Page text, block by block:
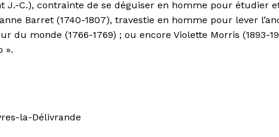
J.-C.), contrainte de se déguiser en homme pour étudier
Barret (1740-1807), travestie en homme pour lever
du monde (1766-1769) ; ou encore Violette Morris (1893-
».
la-Délivrande